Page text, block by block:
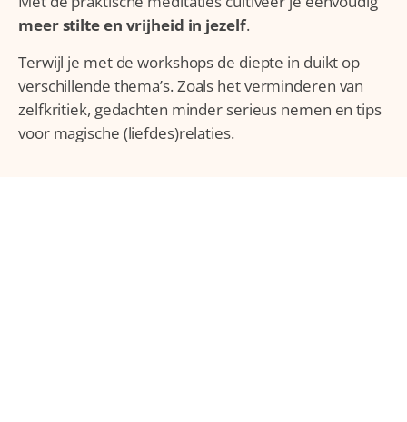
meer stilte en vrijheid in jezelf.
Terwijl je met de workshops de diepte in duikt op
verschillende thema’s.Zoals het verminderen van
zelfkritiek, gedachten minder serieus nemen en tips
voor magische (liefdes)relaties.